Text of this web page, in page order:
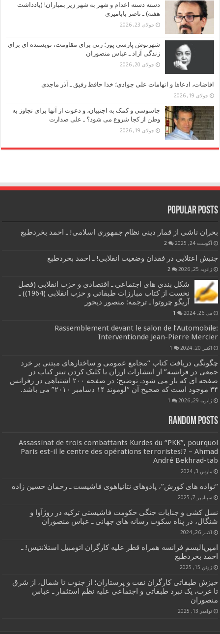
دسته دسته اعدام و شهر به شهر زیر بمباران! (یادداشت
هفته) ـ ناصر بابامیری
جولای 23, 2026
شهرنوش پارسی پور؛ زنی برای مقاومت، نویسنده ای برای
زندگی آزاد ـ عباس منصوران
جولای 20, 2026
افاضات، ادعاها و اتهامات علی جوادی؛ خدا حافظ رفیق ـ آذر ماجدی
جولای 19, 2026
جاسوسی و کمک به اجنبیان، و دعوت از آنها برای تجاوز به
وطن از کجا شروع می شود؟ ـ علی صدارت
جولای 19, 2026
Popular Posts
بحران ناشی از قمار دینی نظام جمهوری اسلامی! ـ احمد بخردطبع
آگوست 24, 2025 2
جنبش اعتلایی در فقدان وضعیت انقلابی! ـ احمد بخردطبع
ژانویه 25, 2026 2
شکل بندی های اجتماعی ـ اقتصادی و حزب انقلابی (فصل
نخست از کتاب مبارزات طبقاتی و حزب انقلابی (1964)) ـ
آریگو چروتوا ـ ترجمه: منصور دیجور
می 26, 2024 1
Rassemblement devant le salon de l’Automobile:
Interventionde Jean-Pierre Mercier
اکتبر 20, 2024 1
چگونگی دریافت کتاب “مجامع عمومی و ساختارهای مبتنی بر خرد
جمعی در فرانسه” از انتشارات ارزان با کلیک کردن تیتر کتاب در
صفحه ای که باز می شود. توضیح: در صفحه ۲۰۰ اشتباهی در رفرانس
۳۴ موجود است که صحیح آن “لوموند ۱۴ دسامبر ۲۰۱۰” می باشد.
ژانویه 29, 2026 1
Random Posts
Assassinat de trois combattants Kurdes du “PKK”, pourquoi
Paris est-il le centre des opérations terroristes!? – Ahmad
André Bekhrad-tab
مارس 3, 2024
“نواده های کورش”، پادوهای نتانیاهوی فاشیست ـ رحمان حسین زاده
سپتامبر 7, 2025
نسل کشی و جنایات جنگی حکومت فاشیستی ترکیه در روژآوا و
شنگال، در پناه سکوت رسانه های جهانی ـ عباس منصوران
اکتبر 26, 2024
امپریالیسم فرانسه همراه قطر علیه کارگران اتومبیل استلانتیس! ـ
احمد بخردطبع
ژوئن 15, 2025
خیزش طبقاتی کارگران نفت و پرستاران؛ از جنوب تا شمال، از شرق
تا غرب، یک نبرد طبقاتی و اجتماعی علیه نظم استثمار ـ عباس
منصوران
نوامبر 13, 2025